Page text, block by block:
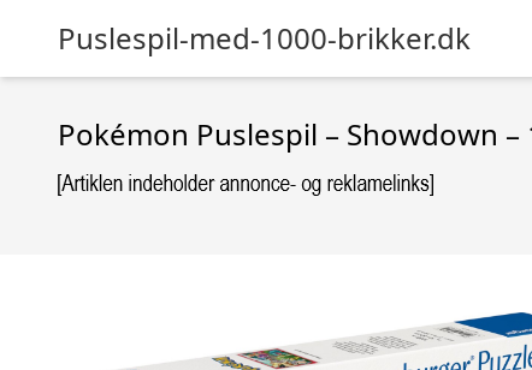
Puslespil-med-1000-brikker.dk
Pokémon Puslespil – Showdown